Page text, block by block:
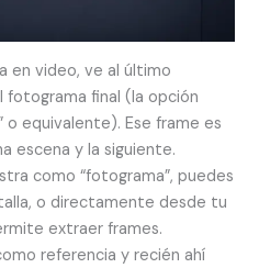
en video, ve al último
fotograma final (la opción
o equivalente). Ese frame es
escena y la siguiente.
como “fotograma”, puedes
o directamente desde tu
extraer frames.
referencia y recién ahí